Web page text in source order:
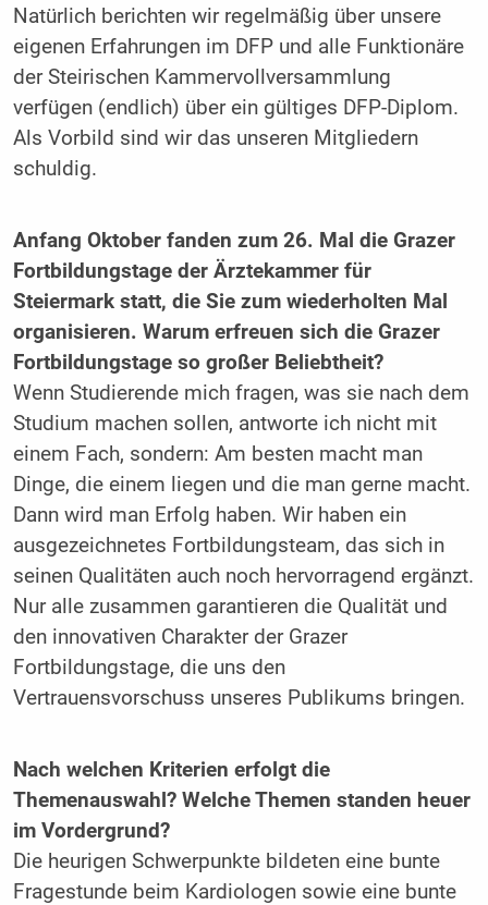
Natürlich berichten wir regelmäßig über unsere
eigenen Erfahrungen im DFP und alle Funktionäre
der Steirischen Kammervollversammlung
verfügen (endlich) über ein gültiges DFP-Diplom.
Als Vorbild sind wir das unseren ­Mitgliedern
schuldig.
Anfang Oktober fanden zum 26. Mal die Grazer
Fortbildungstage der Ärzte­kammer für
Steiermark statt, die Sie zum wiederholten Mal
organisieren. Warum erfreuen sich die Grazer
Fort­bildungstage so großer Beliebtheit?
Wenn Studierende mich fragen, was sie nach dem
Studium machen sollen, antworte ich nicht mit
einem Fach, sondern: Am besten macht man
Dinge, die einem liegen und die man gerne macht.
Dann wird man Erfolg haben. Wir haben ein
ausgezeichnetes Fortbildungsteam, das sich in
seinen ­Qualitäten auch noch hervorragend ergänzt.
Nur alle zusammen garantieren die Qualität und
den innovativen Charakter der Grazer
Fortbildungstage, die uns den
Vertrauensvorschuss unseres P­ublikums bringen.
Nach welchen Kriterien erfolgt die
Themenauswahl? Welche Themen standen heuer
im Vordergrund?
Die heurigen Schwerpunkte bildeten eine bunte
Fragestunde beim Kardiologen sowie eine bunte